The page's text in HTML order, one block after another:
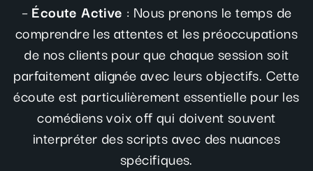
–Écoute Active : Nous prenons le temps de
comprendre les attentes et les préoccupations
de nos clients pour que chaque session soit
parfaitement alignée avec leurs objectifs. Cette
écoute est particulièrement essentielle pour les
comédiens voix off qui doivent souvent
interpréter des scripts avec des nuances
spécifiques.